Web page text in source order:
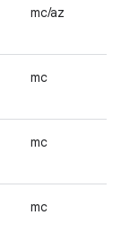
mc/az
mc
mc
mc